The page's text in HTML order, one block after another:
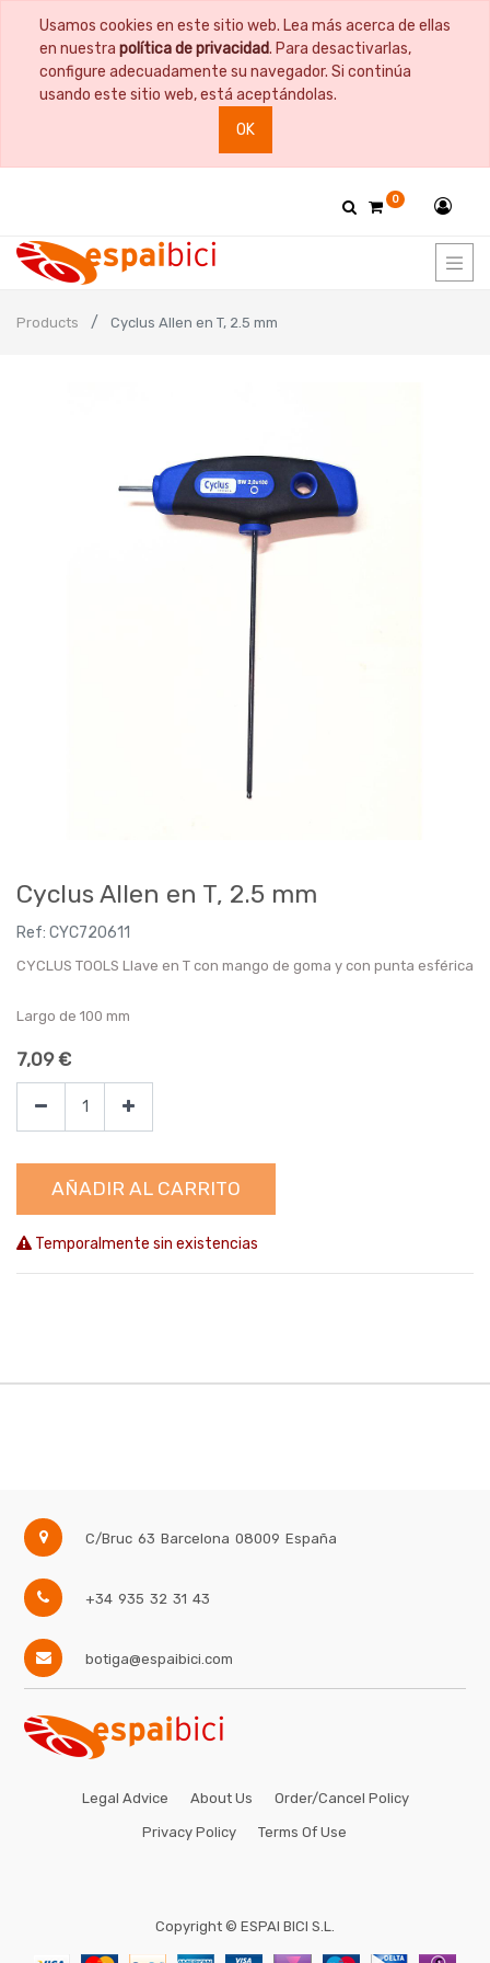
Usamos cookies en este sitio web. Lea más acerca de ellas
en nuestra política de privacidad. Para desactivarlas,
configure adecuadamente su navegador. Si continúa
usando este sitio web, está aceptándolas.
OK
0
Products Cyclus Allen en T, 2.5 mm
Cyclus Allen en T, 2.5 mm
Ref: CYC720611
CYCLUS TOOLS Llave en T con mango de goma y con punta esférica
Largo de 100 mm
7,09€
AÑADIR AL CARRITO
Temporalmente sin existencias
C/Bruc 63 Barcelona 08009 España
+34 935 32 31 43
botiga@espaibici.com
Legal Advice About Us Order/Cancel Policy
Privacy Policy Terms Of Use
Copyright © ESPAI BICI S.L.